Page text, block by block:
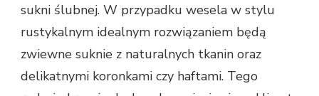
sukni ślubnej. W przypadku wesela w stylu
rustykalnym idealnym rozwiązaniem będą
zwiewne suknie z naturalnych tkanin oraz
delikatnymi koronkami czy haftami. Tego